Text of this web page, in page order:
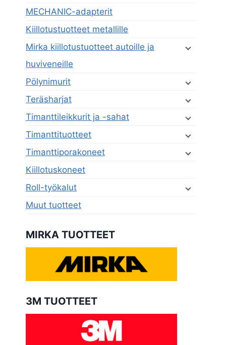
MECHANIC-adapterit
Kiillotustuotteet metallille
Mirka kiillotustuotteet autoille ja
huviveneille
Pölynimurit
Teräsharjat
Timanttileikkurit ja -sahat
Timanttituotteet
Timanttiporakoneet
Kiillotuskoneet
Roll-työkalut
Muut tuotteet
MIRKA TUOTTEET
3M TUOTTEET